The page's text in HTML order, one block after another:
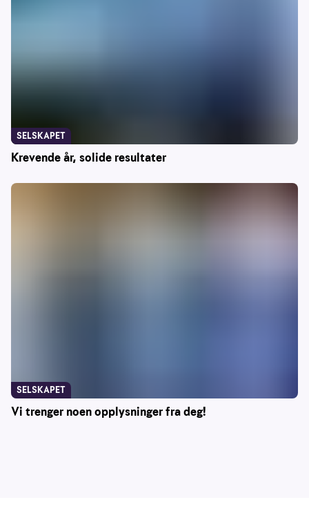
Krevende år, solide resultater
SELSKAPET
Vi trenger noen opplysninger fra deg!
SELSKAPET